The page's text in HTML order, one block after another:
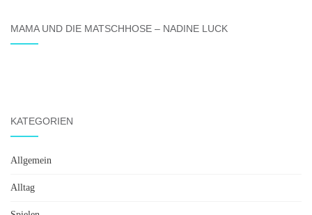
MAMA UND DIE MATSCHHOSE – NADINE LUCK
KATEGORIEN
Allgemein
Alltag